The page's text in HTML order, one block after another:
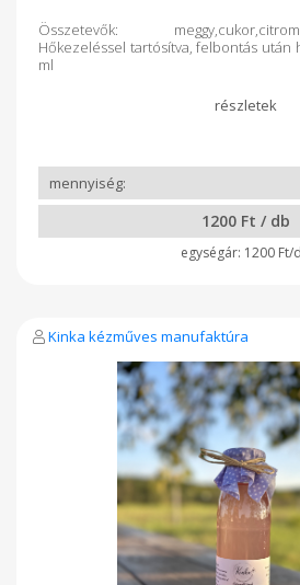
Összetevők:
Hőkezeléssel tartósítva, felbontás
ml
1200 Ft / db
1200 Ft/
Kinka kézműves manufaktúra